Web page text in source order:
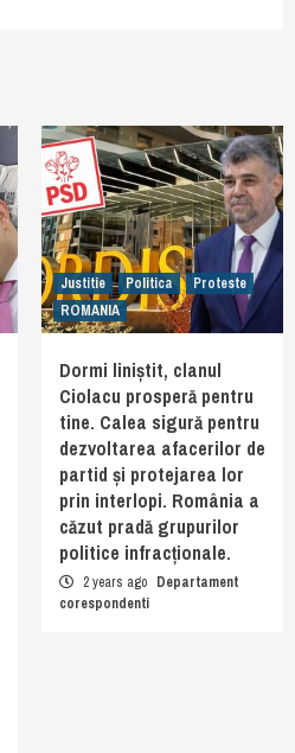
Justitie Politica
Proteste
ROMANIA
Dormi liniștit, clanul
Ciolacu prosperă pentru
tine. Calea sigură pentru
dezvoltarea afacerilor de
partid și protejarea lor
prin interlopi. România a
căzut pradă grupurilor
politice infracționale.
2 years ago Departament
corespondenti